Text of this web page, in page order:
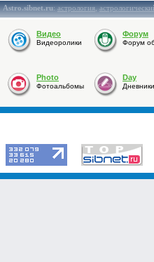
Astro.sibnet.ru:астрология,
Видео
Видеоролики
Форум
Форум
Photo
Фотоальбомы
Day
Дневники